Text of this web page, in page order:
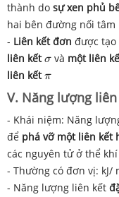
thành do sự xen phủ
hai bên đường nối
- Liên kết đơn được tạo
liên kếtσ
σ và một liên
liên kếtπ
π
V. Năng lượng
- Khái niệm: Năng
để phá vỡ một liên kết
các nguyên tử ở thể khí
- Thường có đơn vị: kJ/
- Năng lượng liên kết